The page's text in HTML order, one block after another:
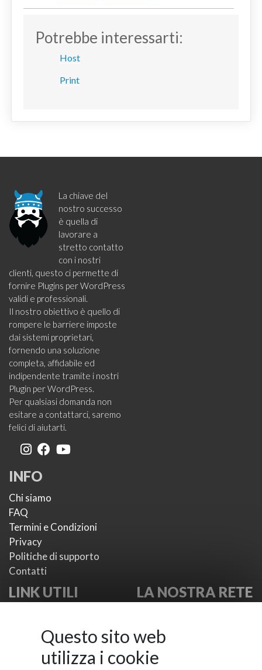
Potrebbe interessarti:
Host
Print
La chiave del
nostro successo
è quella di
lavorare a
stretto contatto
con i nostri
clienti, questo ci permette di
fornire Plugins per WordPress
validi e professionali.
Il nostro obiettivo è quello di
rompere le barriere imposte
dai sistemi proprietari,
fornendo una soluzione
completa, affidabile ed
indipendente tramite i nostri
Plugin per WordPress.
Per qualsiasi domanda non
esitare a contattarci, saremo
felici di aiutarti.
INFO
Chi siamo
FAQ
Termini e Condizioni
Privacy
Politiche di supporto
Contatti
LINK UTILI
I nostri temi
Metodi di pagamento
Provider di SMS
LA NOSTRA RETE
Extensionsforjoomla.com
e4jConnect.com
Questo sito web
utilizza i cookie